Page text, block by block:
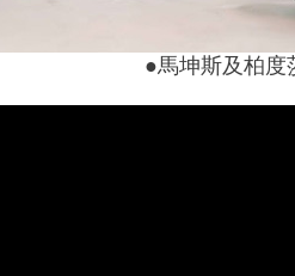
●馬坤斯及柏度